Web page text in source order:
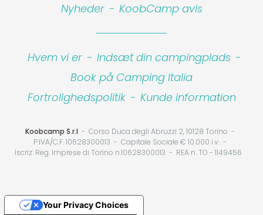
Nyheder - KoobCamp avis
Hvem vi er - Indsæt din campingplads -
Book på Camping Italia
Fortrolighedspolitik - Kunde information
Koobcamp S.r.l
Corso Duca degli Abruzzi 2, 10128 Torino
P.IVA/C.F. 10628300013
Capitale Sociale € 10.000 i.v.
Iscriz. Reg. Imprese di Torino n.10628300013
REA n. TO - 1149456
Your Privacy Choices